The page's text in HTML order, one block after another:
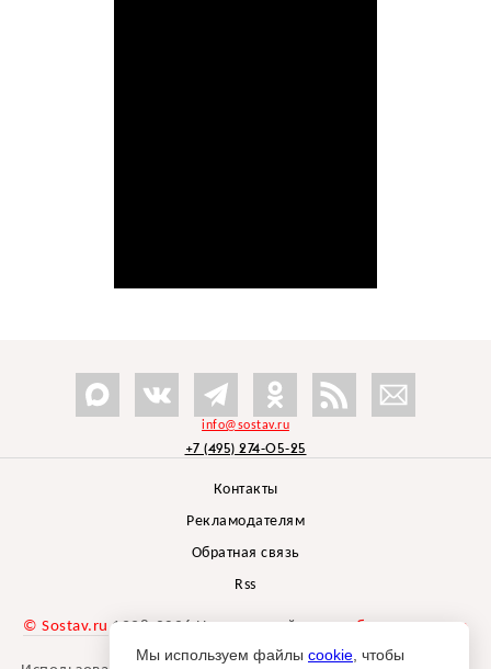
info@sostav.ru
+7 (495) 274-05-25
Контакты
Рекламодателям
Обратная связь
Rss
© Sostav.ru 1998-2026 Независимый проектбрендингового
агентства Depot
Мы используем файлы cookie , чтобы